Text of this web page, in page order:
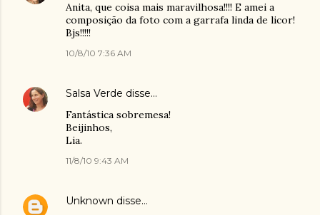
Anita, que coisa mais maravilhosa!!!! E amei a
composição da foto com a garrafa linda de licor!
Bjs!!!!!
10/8/10 7:36 AM
Salsa Verde disse…
Fantástica sobremesa!
Beijinhos,
Lia.
11/8/10 9:43 AM
Unknown disse…